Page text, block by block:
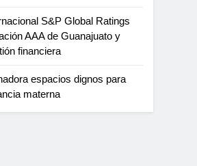
S&P Global Ratings
AAA de Guanajuato y
financiera
espacios dignos para
materna